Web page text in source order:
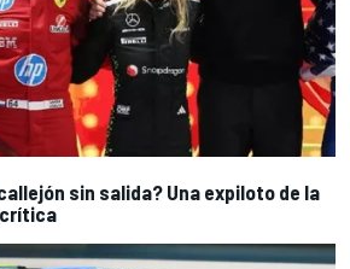
sin salida? Una expiloto de la
crítica